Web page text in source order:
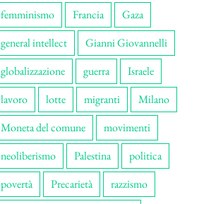
femminismo
Francia
Gaza
general intellect
Gianni Giovannelli
globalizzazione
guerra
Israele
lavoro
lotte migranti
Milano
Moneta del comune
movimenti
neoliberismo
Palestina
politica
povertà
Precarietà
razzismo